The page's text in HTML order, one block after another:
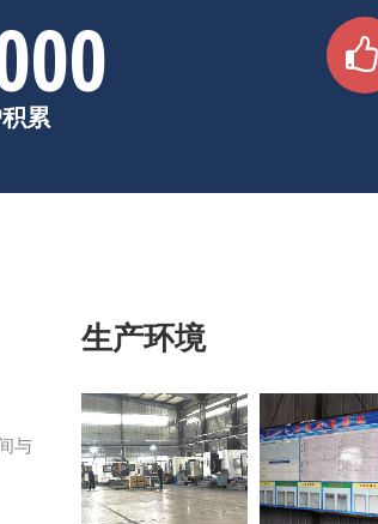
累
与
生产环境